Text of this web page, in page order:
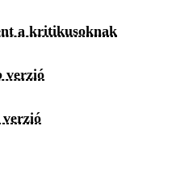
a kritikusoknak
verzió
verzió